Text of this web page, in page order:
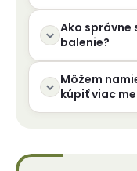
Ako
balenie?
Môžem
kúpiť viac